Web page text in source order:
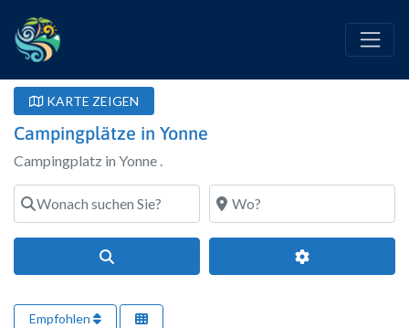
KARTE ZEIGEN
Campingplätze in Yonne
Campingplatz in Yonne .
Wonach suchen Sie?
Wo?
Erweiterte
Empfohlen